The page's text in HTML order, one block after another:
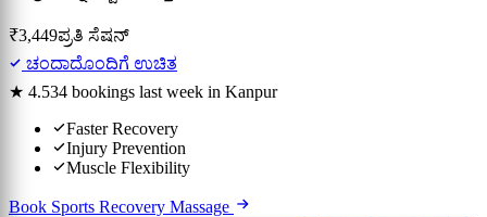
₹3,449ಪ್ರತಿ ಸೆಷನ್
ಚಂದಾದೊಂದಿಗೆ ಉಚಿತ
★ 4.534 bookings last week in Kanpur
Faster Recovery
Injury Prevention
Muscle Flexibility
Book Sports Recovery Massage